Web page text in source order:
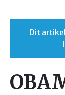
Dit